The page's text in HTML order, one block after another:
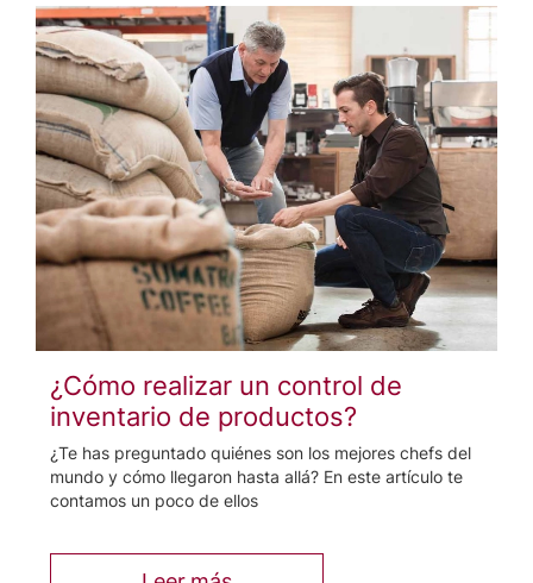
¿Cómo realizar un control de
inventario de productos?
¿Te has preguntado quiénes son los mejores chefs del
mundo y cómo llegaron hasta allá? En este artículo te
contamos un poco de ellos